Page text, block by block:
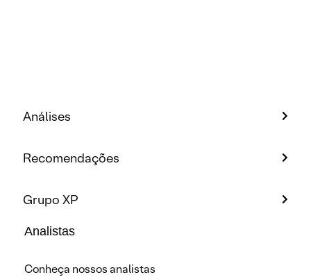
Análises
Recomendações
Grupo XP
Analistas
Conheça nossos analistas